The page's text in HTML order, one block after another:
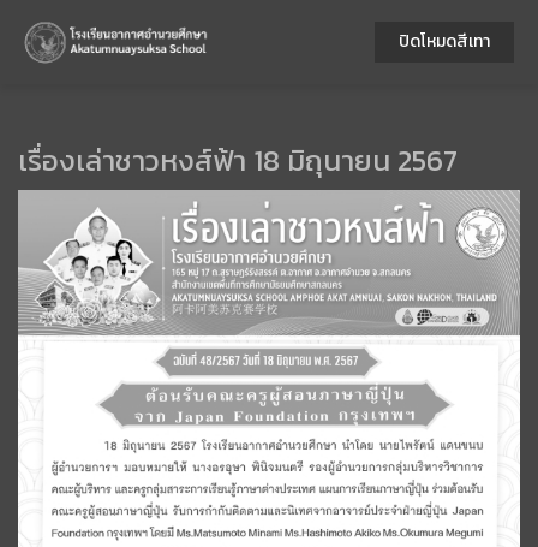
เรื่องเล่าชาวหงส์ฟ้า 18 มิถุนายน 2567
ปิดโหมดสีเทา